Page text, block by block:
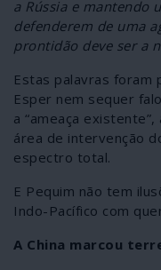
a Rússia e mantendo
defenderem de uma
prontidão deve ser a
Estas palavras foram
Esper nem sequer
a “ameaça
área de intervenção
espectro total.
E Pequim não tem
Indo-Pacífico com
A China marcou